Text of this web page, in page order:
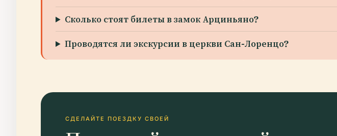
Сколько стоят билеты в замок Арциньяно?
Проводятся ли экскурсии в церкви Сан-Лоренцо?
СДЕЛАЙТЕ ПОЕЗДКУ СВОЕЙ